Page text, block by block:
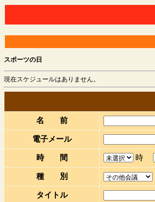
スポーツの日
現在スケジュールはありません。
名 前
電子メール
時 間 時
種 別
タイトル